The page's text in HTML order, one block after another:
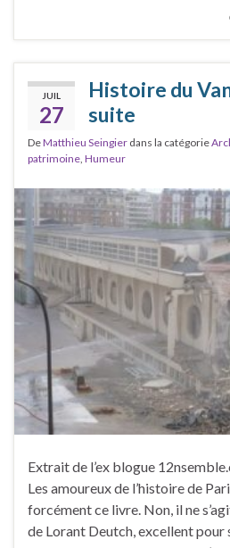
JUIL
27
Histoire du
suite
DeMatthieu Seingier dans la catégorie
patrimoine, Humeur
Extrait de l’ex blogue
Les amoureux de l’histoire de
forcément ce livre. Non, il ne
de Lorant Deutch, excellent pour